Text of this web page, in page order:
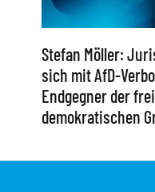
Stefan Möller:
sich mit AfD-
Endgegner der
demokratischen